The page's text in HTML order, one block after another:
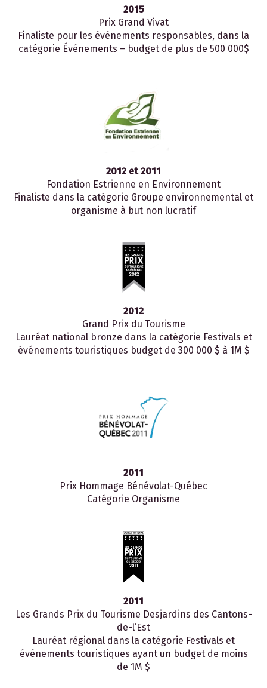
2015
Prix Grand Vivat
Finaliste pour les événements responsables, dans la
catégorie Événements – budget de plus de 500 000$
2012 et 2011
Fondation Estrienne en Environnement
Finaliste dans la catégorie Groupe environnemental et
organisme à but non lucratif
2012
Grand Prix du Tourisme
Lauréat national bronze dans la catégorie Festivals et
événements touristiques budget de 300 000 $ à 1M $
2011
Prix Hommage Bénévolat-Québec
Catégorie Organisme
2011
Les Grands Prix du Tourisme Desjardins des Cantons-
de-l’Est
Lauréat régional dans la catégorie Festivals et
événements touristiques ayant un budget de moins
de 1M $